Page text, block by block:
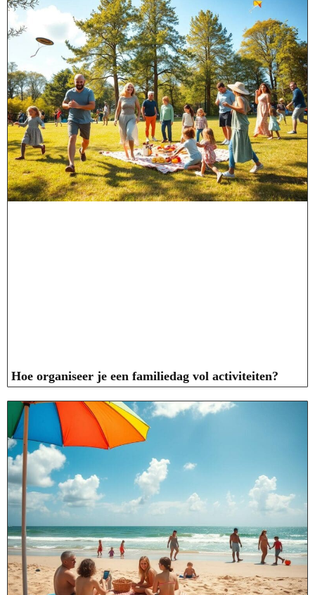
Hoe organiseer je een familiedag vol activiteiten?